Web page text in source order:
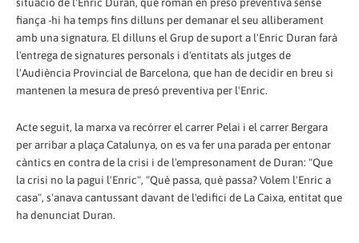
fiança -hi ha temps fins dilluns per demanar el seu alliberament
amb una signatura. El dilluns el Grup de suport a l'Enric Duran farà
l'entrega de signatures personals i d'entitats als jutges de
l'Audiència Provincial de Barcelona, que han de decidir en breu si
mantenen la mesura de presó preventiva per l'Enric.
Acte seguit, la marxa va recórrer el carrer Pelai i el carrer Bergara
per arribar a plaça Catalunya, on es va fer una parada per entonar
càntics en contra de la crisi i de l'empresonament de Duran: "Que
la crisi no la pagui l'Enric", "Què passa, què passa? Volem l'Enric a
casa", s'anava cantussant davant de l'edifici de La Caixa, entitat que
ha denunciat Duran.